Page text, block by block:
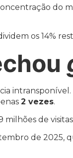
do
os 14%
2 vezes.
milhões de
de